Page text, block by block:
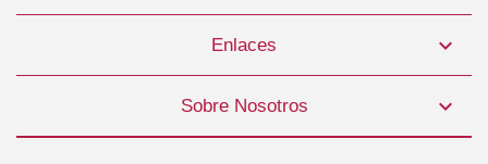
14,99 €
COMPRAR
Enlaces 
Sobre Nosotros 